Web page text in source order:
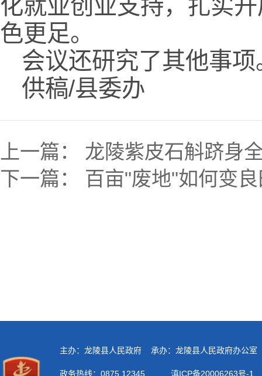
化就业创业支持，扎实
色更足。
会议还研究了其他事项
供稿/县委办
上一篇： 龙陵紫皮石斛跻身
下一篇： 百亩"废地"如何变